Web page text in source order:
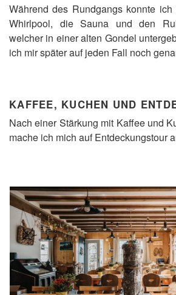
Während des Rundgangs konnte
Whirlpool, die Sauna und den
welcher in einer alten Gondel
ich mir später auf jeden Fall noch
KAFFEE, KUCHEN UND
Nach einer Stärkung mit Kaffee und
mache ich mich auf Entdeckungstour